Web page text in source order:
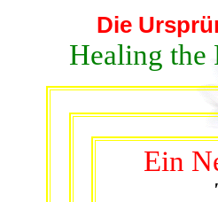
Die
Healing the
Ein